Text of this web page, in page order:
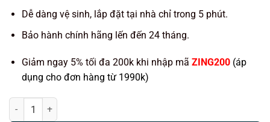
Dễ dàng vệ sinh, lắp đặt tại nhà chỉ trong 5 phút.
Bảo hành chính hãng lến đến 24 tháng.
Giảm ngay 5% tối đa 200k khi nhập mã ZING200 (áp
dụng cho đơn hàng từ 1990k)
Thảm lót rối ô tô Vinfast VF3 nhựa PVC cao cấp Huvi số lượng